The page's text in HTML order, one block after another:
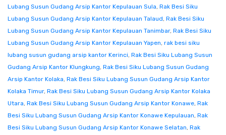
Lubang Susun Gudang Arsip Kantor Kepulauan Sula, Rak Besi Siku
Lubang Susun Gudang Arsip Kantor Kepulauan Talaud, Rak Besi Siku
Lubang Susun Gudang Arsip Kantor Kepulauan Tanimbar, Rak Besi Siku
Lubang Susun Gudang Arsip Kantor Kepulauan Yapen, rak besi siku
lubang susun gudang arsip kantor Kerinci, Rak Besi Siku Lubang Susun
Gudang Arsip Kantor Klungkung, Rak Besi Siku Lubang Susun Gudang
Arsip Kantor Kolaka, Rak Besi Siku Lubang Susun Gudang Arsip Kantor
Kolaka Timur, Rak Besi Siku Lubang Susun Gudang Arsip Kantor Kolaka
Utara, Rak Besi Siku Lubang Susun Gudang Arsip Kantor Konawe, Rak
Besi Siku Lubang Susun Gudang Arsip Kantor Konawe Kepulauan, Rak
Besi Siku Lubang Susun Gudang Arsip Kantor Konawe Selatan, Rak